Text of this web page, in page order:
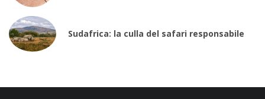
Sudafrica: la culla del safari responsabile